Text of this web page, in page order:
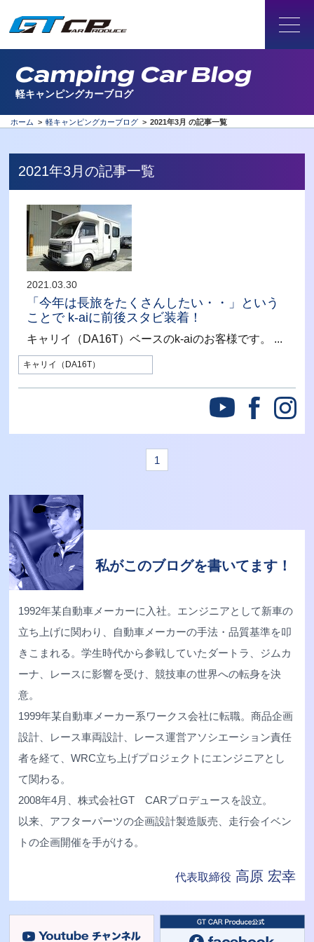
Camping Car Blog
軽キャンピングカーブログ
ホーム > 軽キャンピングカーブログ > 2021年3月 の記事一覧
2021年3月の記事一覧
2021.03.30
「今年は長旅をたくさんしたい・・」という
ことで k-aiに前後スタビ装着！
キャリイ（DA16T）ベースのk-aiのお客様です。 ...
キャリイ（DA16T）
1
私がこのブログを書いてます！
1992年某自動車メーカーに入社。エンジニアとして新車の
立ち上げに関わり、自動車メーカーの手法・品質基準を叩
きこまれる。学生時代から参戦していたダートラ、ジムカ
ーナ、レースに影響を受け、競技車の世界への転身を決
意。
1999年某自動車メーカー系ワークス会社に転職。商品企画
設計、レース車両設計、レース運営アソシエーション責任
者を経て、WRC立ち上げプロジェクトにエンジニアとし
て関わる。
2008年4月、株式会社GT CARプロデュースを設立。
以来、アフターパーツの企画設計製造販売、走行会イベン
トの企画開催を手がける。
代表取締役 高原 宏幸